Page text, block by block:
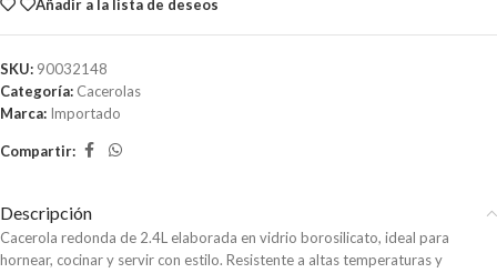
Añadir a la lista de deseos
SKU: 90032148
Categoría: Cacerolas
Marca: Importado
Compartir:
Descripción
Cacerola redonda de 2.4L elaborada en vidrio borosilicato, ideal para
hornear, cocinar y servir con estilo. Resistente a altas temperaturas y